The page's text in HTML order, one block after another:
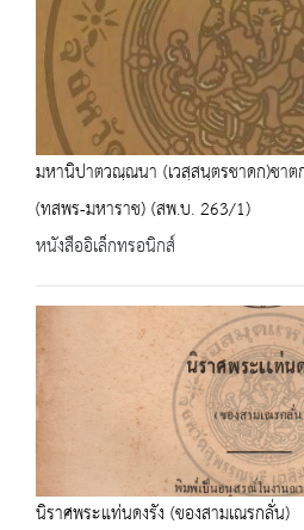
มหานิปาตวณฺณนา (เวสฺสนฺตรชาดก)ชา
(ทสพร-มหาราช) (สพ.บ. 263/1)
หนังสืออิเล็กทรอนิกส์
นิราศพระแท่นดงรัง (ของสามเณรกลั่น)